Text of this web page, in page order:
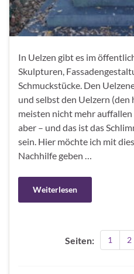
In Uelzen gibt es im
Skulpturen,
Schmuckstücke. Den
und selbst den Uelzern
meisten nicht mehr
aber – und das ist das
sein. Hier möchte ich mit
Nachhilfe geben …
Weiterlesen
Seiten: 1 2